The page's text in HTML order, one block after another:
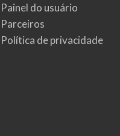
Painel do usuário
Parceiros
Política de privacidade